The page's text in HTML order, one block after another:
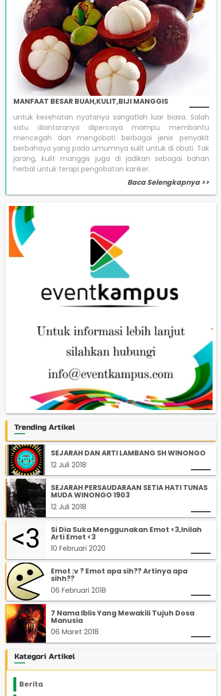
MANFAAT BESAR BUAH,KULIT,BIJI MANGGIS
untuk kesehatan nyatanya sangatlah luar biasa. Salah
satu diantaranya dipercaya mampu membantu
mencegah dan mengobati berbagai jenis penyakit
berbahaya yang pada umumnya sulit untuk di obati. Tak
jarang, kulit manggis juga di jadikan sebagai bahan
herbal untuk terapi pengobatan kanker.
Baca Selengkapnya >>
Trending Artikel
SEJARAH DAN ARTI LAMBANG SH WINONGO
12 Juli 2018
SEJARAH PERSAUDARAAN SETIA HATI TUNAS
MUDA WINONGO 1903
12 Juli 2018
Si Dia Suka Menggunakan Emot <3,Inilah
Arti Emot <3
10 Februari 2020
Emot :v ? Emot apa sih?? Artinya apa
sihh??
06 Februari 2018
7 Nama Iblis Yang Mewakili Tujuh Dosa
Manusia
06 Maret 2018
Kategori Artikel
Berita